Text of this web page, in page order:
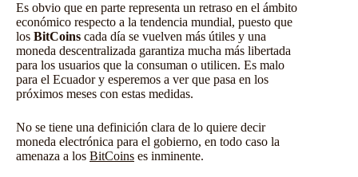
Es obvio que en parte representa un retraso en el ámbito
económico respecto a la tendencia mundial, puesto que
los BitCoins cada día se vuelven más útiles y una
moneda descentralizada garantiza mucha más libertada
para los usuarios que la consuman o utilicen. Es malo
para el Ecuador y esperemos a ver que pasa en los
próximos meses con estas medidas.
No se tiene una definición clara de lo quiere decir
moneda electrónica para el gobierno, en todo caso la
amenaza a los BitCoins es inminente.